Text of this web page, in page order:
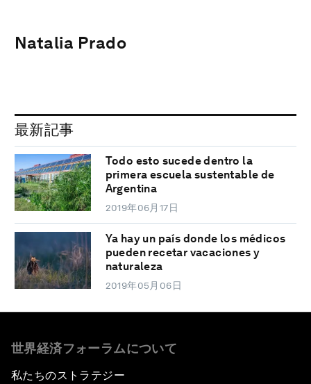
Natalia Prado
最新記事
Todo esto sucede dentro la
primera escuela sustentable de
Argentina
2019年06月17日
Ya hay un país donde los médicos
pueden recetar vacaciones y
naturaleza
2019年05月06日
世界経済フォーラムについて
私たちのストラテジー